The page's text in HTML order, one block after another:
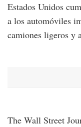
Estados Unidos
a los automóviles
camiones ligeros y
The Wall Street